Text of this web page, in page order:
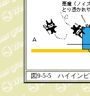
図9-5-5 ハイインピ